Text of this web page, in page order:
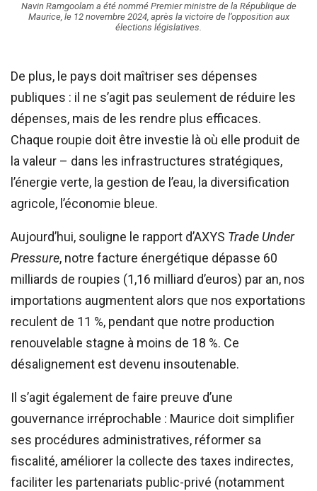
Navin Ramgoolam a été nommé Premier ministre de la République de
Maurice, le 12 novembre 2024, après la victoire de l’opposition aux
élections législatives.
De plus, le pays doit maîtriser ses dépenses
publiques : il ne s’agit pas seulement de réduire les
dépenses, mais de les rendre plus efficaces.
Chaque roupie doit être investie là où elle produit de
la valeur – dans les infrastructures stratégiques,
l’énergie verte, la gestion de l’eau, la diversification
agricole, l’économie bleue.
Aujourd’hui, souligne le rapport d’AXYS Trade Under
Pressure, notre facture énergétique dépasse 60
milliards de roupies (1,16 milliard d’euros) par an, nos
importations augmentent alors que nos exportations
reculent de 11 %, pendant que notre production
renouvelable stagne à moins de 18 %. Ce
désalignement est devenu insoutenable.
Il s’agit également de faire preuve d’une
gouvernance irréprochable : Maurice doit simplifier
ses procédures administratives, réformer sa
fiscalité, améliorer la collecte des taxes indirectes,
faciliter les partenariats public-privé (notamment